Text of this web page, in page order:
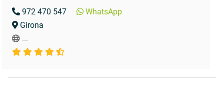
972 470 547
WhatsApp
Girona
...